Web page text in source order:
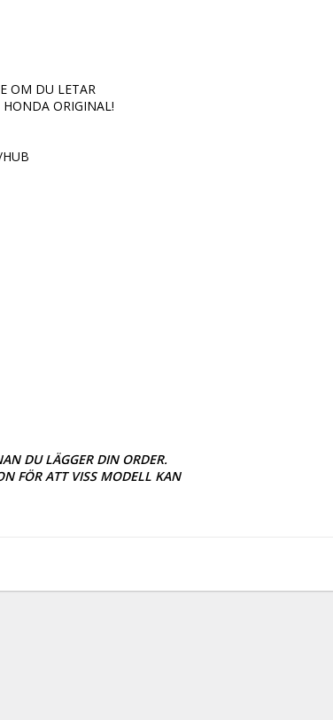
OM DU LETAR
ORIGINAL!
DU LÄGGER DIN ORDER.
FÖR ATT VISS MODELL KAN